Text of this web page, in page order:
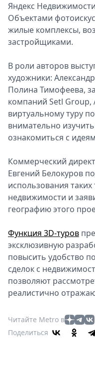
Яндекс
Объектами
жилые комплексы,
застройщиками.
В роли авторов
художники:
Полина Тимофеева,
компаний Setl Group,
виртуальному туру
внимательно
ознакомиться с
Коммерческий
Евгений Белокуров
использования
недвижимости и
географию этого
Функция 3D-туров
эксклюзивную
повысить удобство
сделок с
позволяют
реалистично
Читайте Metro в
Поделиться